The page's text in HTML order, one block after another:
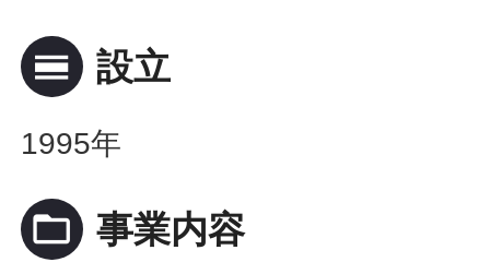
calendar_view_day 設立
1995年
folder_open 事業内容